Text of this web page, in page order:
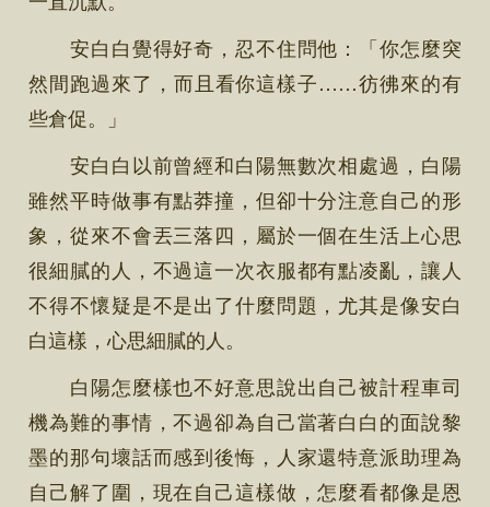
安白白覺得好奇，忍不住問他：「你怎麼突
然間跑過來了，而且看你這樣子……彷彿來的有
些倉促。」
安白白以前曾經和白陽無數次相處過，白陽
雖然平時做事有點莽撞，但卻十分注意自己的形
象，從來不會丟三落四，屬於一個在生活上心思
很細膩的人，不過這一次衣服都有點凌亂，讓人
不得不懷疑是不是出了什麼問題，尤其是像安白
白這樣，心思細膩的人。
白陽怎麼樣也不好意思說出自己被計程車司
機為難的事情，不過卻為自己當著白白的面說黎
墨的那句壞話而感到後悔，人家還特意派助理為
自己解了圍，現在自己這樣做，怎麼看都像是恩